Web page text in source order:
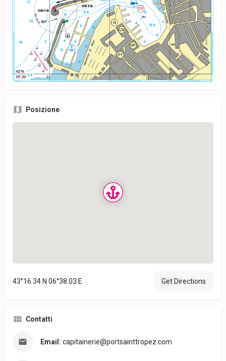
Posizione
43°16.34 N 06°38.03 E Get Directions
Contatti
Email: capitainerie@portsainttropez.com